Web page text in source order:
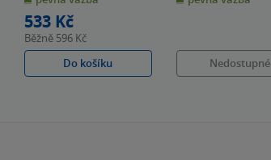
hvězdiček
533 Kč
Běžně 596 Kč
Do košíku
hvězdiček
Nedostupné